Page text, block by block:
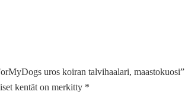
uros koiran talvihaalari, maastokuosi”
kentät on merkitty *